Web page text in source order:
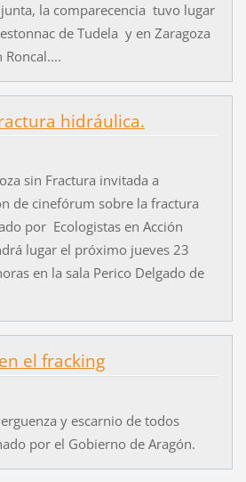
la comparecencia tuvo lugar
de Tudela y en Zaragoza
Roncal....
hidráulica.
sin Fractura invitada a
de cinefórum sobre la fractura
por Ecologistas en Acción
lugar el próximo jueves 23
en la sala Perico Delgado de
el fracking
y escarnio de todos
por el Gobierno de Aragón.